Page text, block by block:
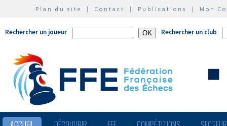
Plan du site | Contact | Publications | Mon
Rechercher un joueur Rechercher un club